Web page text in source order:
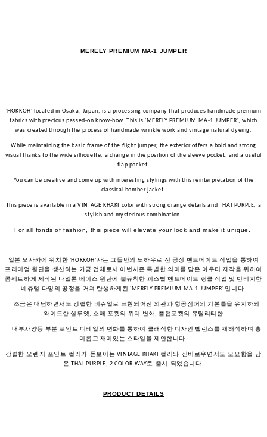
MERELY PREMIUM MA-1 JUMPER
'HOKKOH' located in Osaka, Japan, is a processing company that produces handmade premium
fabrics with precious passed-on know-how. This is 'MERELY PREMIUM MA-1 JUMPER', which
was created through the process of handmade wrinkle work and vintage natural dyeing.
While maintaining the basic frame of the flight jumper, the exterior offers a bold and strong
visual thanks to the wide silhouette, a change in the position of the sleeve pocket, and a useful
flap pocket.
You can be creative and come up with interesting stylings with this reinterpretation of the
classical bomber jacket.
This piece is available in a VINTAGE KHAKI color with strong orange details and THAI PURPLE, a
stylish and mysterious combination.
For all fonds of fashion, this piece will elevate your look and make it unique.
일본 오사카에 위치한 'HOKKOH'사는 그들만의 노하우로 전 공정 핸드메이드 작업을 통하여
프리미엄 원단을 생산하는 가공 업체로서 이번시즌 특별한 의미를 담은 아우터 제작을 위하여
콤펙트하게 제직된 나일론 베이스 원단에 불규칙한 피스별 헨드메이드 링클 작업 및 빈티지한
네츄럴 다잉의 공정을 거쳐 탄생하게된 'MERELY PREMIUM MA-1 JUMPER' 입니다.
조금은 대담하면서도 강렬한 비쥬얼로 표현되어진 외관과 항공점퍼의 기본틀을 유지하되
와이드한 실루엣, 소매 포켓의 위치 변화, 플랩포켓의 유틸리티한
내부사양등 부분 포인트 디테일의 변화를 통하여 클래식한 디자인 벨런스를 재해석하며 흥
미롭고 재미있는 스타일을 제안합니다.
강렬한 오렌지 포인트 컬러가 돋보이는 VINTAGE KHAKI 컬러와 신비로우면서도 오묘함을 담
은 THAI PURPLE, 2 COLOR WAY로 출시 되었습니다.
PRODUCT DETAILS